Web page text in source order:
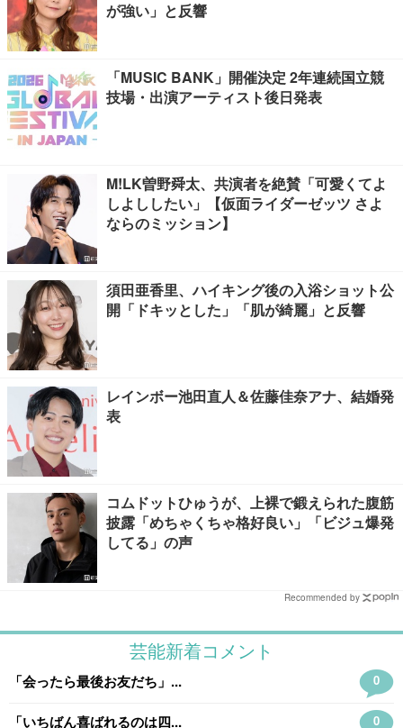
が強い」と反響
「MUSIC BANK」開催決定 2年連続国立競
技場・出演アーティスト後日発表
M!LK曽野舜太、共演者を絶賛「可愛くてよ
しよししたい」【仮面ライダーゼッツ さよ
ならのミッション】
須田亜香里、ハイキング後の入浴ショット公
開「ドキッとした」「肌が綺麗」と反響
レインボー池田直人＆佐藤佳奈アナ、結婚発
表
コムドットひゅうが、上裸で鍛えられた腹筋
披露「めちゃくちゃ格好良い」「ビジュ爆発
してる」の声
Recommended by